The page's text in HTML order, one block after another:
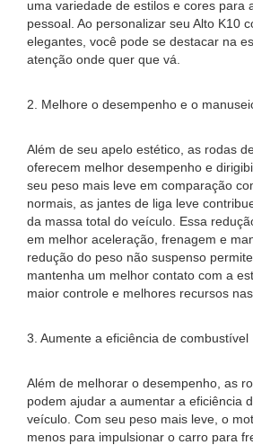
uma variedade de estilos e cores para
pessoal. Ao personalizar seu Alto K10
elegantes, você pode se destacar na
atenção onde quer que vá.
2. Melhore o desempenho e o
Além de seu apelo estético, as rodas
oferecem melhor desempenho e
seu peso mais leve em comparação
normais, as jantes de liga leve
da massa total do veículo. Essa
em melhor aceleração, frenagem e
redução do peso não suspenso
mantenha um melhor contato com a
maior controle e melhores recursos
3. Aumente a eficiência de combustível
Além de melhorar o desempenho, as
podem ajudar a aumentar a eficiência
veículo. Com seu peso mais leve, o
menos para impulsionar o carro para